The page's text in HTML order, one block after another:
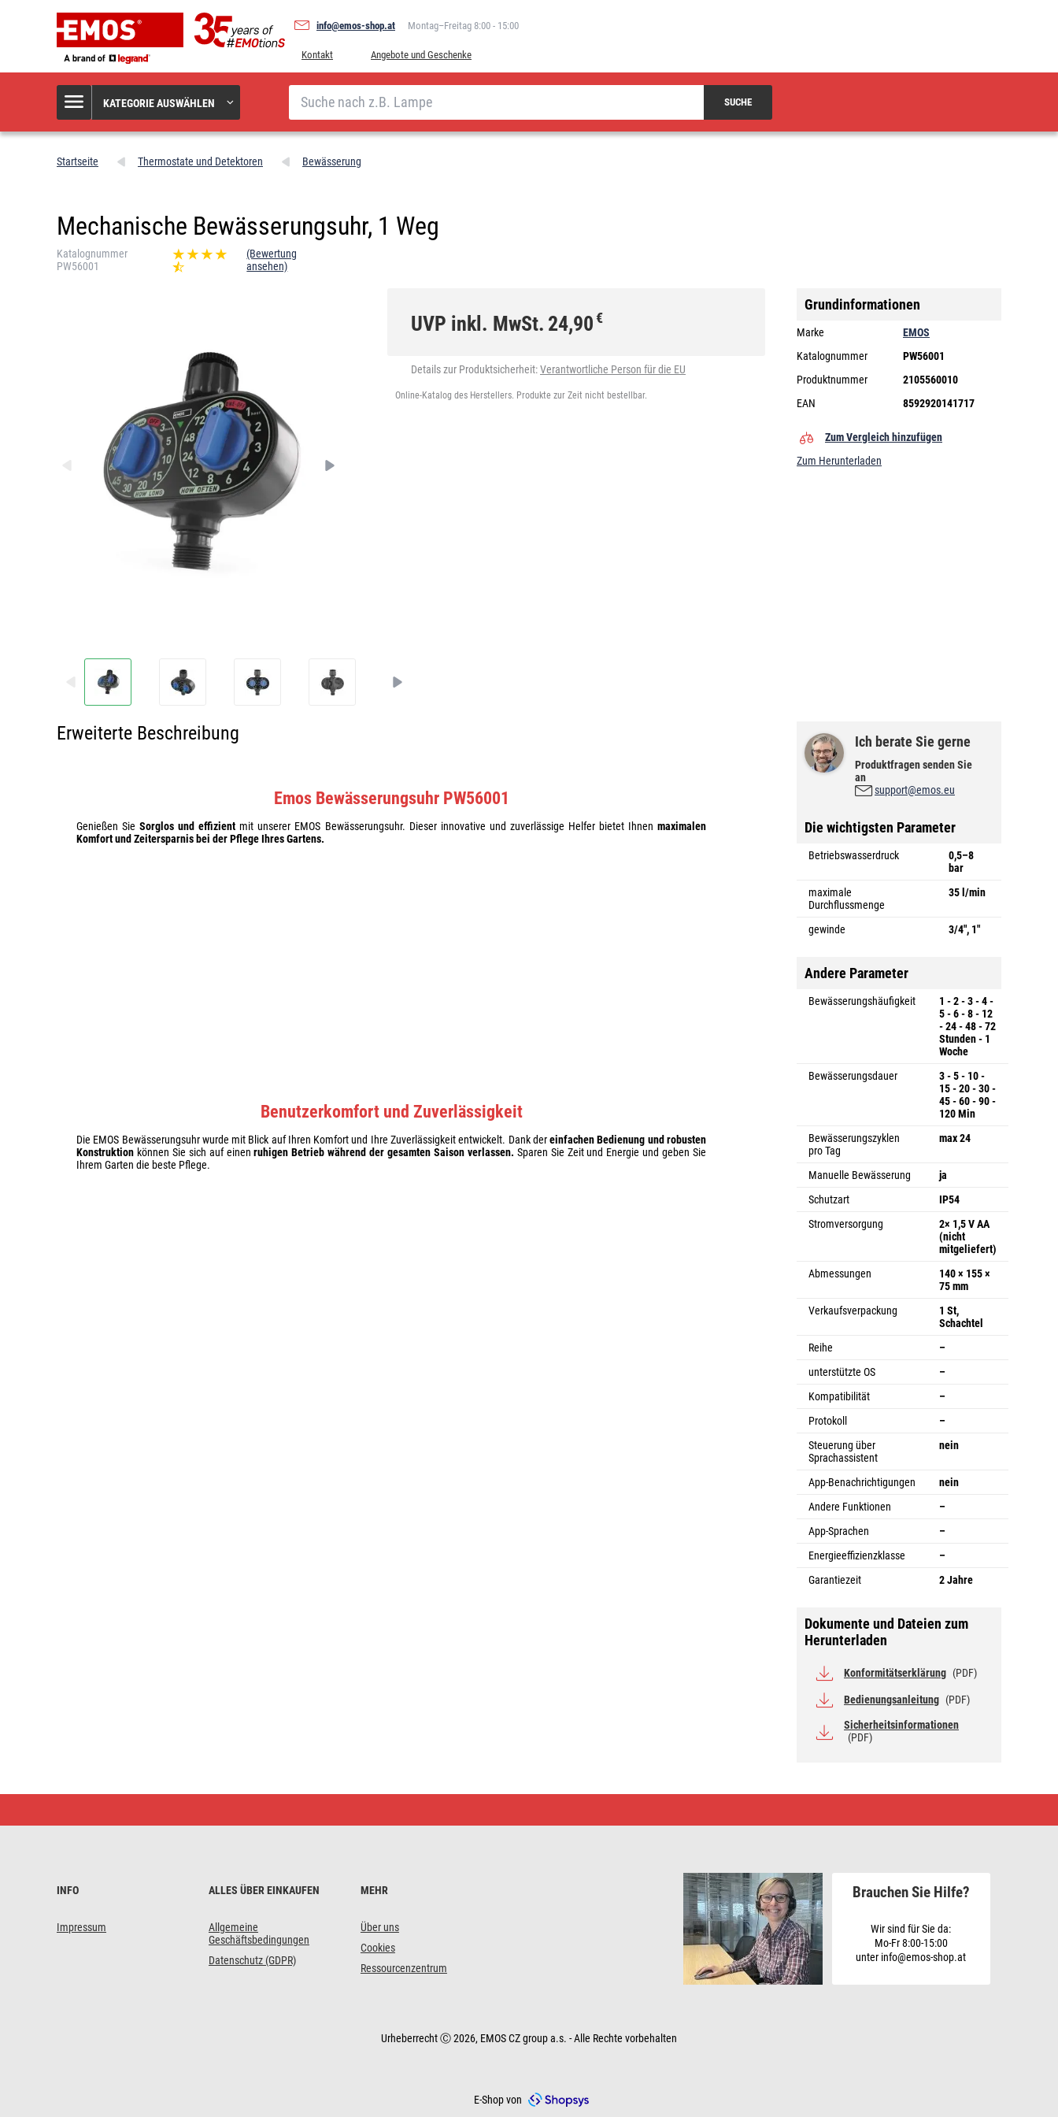
info@emos-shop.at Montag–Freitag 8:00 - 15:00
Kontakt Angebote und Geschenke
KATEGORIE AUSWÄHLEN
Suche
SUCHE
Startseite Thermostate und Detektoren Bewässerung
Mechanische Bewässerungsuhr, 1 Weg
Katalognummer
PW56001
(Bewertung
ansehen)
UVP inkl. MwSt. 24,90€
Details zur Produktsicherheit:Verantwortliche Person für die EU
Online-Katalog des Herstellers. Produkte zur Zeit nicht bestellbar.
Grundinformationen
Marke
EMOS
Katalognummer
PW56001
Produktnummer
2105560010
EAN
8592920141717
Zum Vergleich hinzufügen
Zum Herunterladen
Erweiterte Beschreibung
Emos Bewässerungsuhr PW56001
Genießen SieSorglos und effizient mit unserer EMOS Bewässerungsuhr. Dieser innovative und zuverlässige Helfer bietet Ihnen maximalen
Komfort und Zeitersparnis bei der Pflege Ihres Gartens.
Benutzerkomfort und Zuverlässigkeit
Die EMOS Bewässerungsuhr wurde mit Blick auf Ihren Komfort und Ihre Zuverlässigkeit entwickelt. Dank dereinfachen Bedienung und robusten
Konstruktion können Sie sich auf einenruhigen Betrieb während der gesamten Saison verlassen. Sparen Sie Zeit und Energie und geben Sie
Ihrem Garten die beste Pflege.
Ich berate Sie gerne
Produktfragen senden Sie
an
support@emos.eu
Die wichtigsten Parameter
Betriebswasserdruck
0,5–8
bar
maximale
Durchflussmenge
35 l/min
gewinde 3/4", 1"
Andere Parameter
Bewässerungshäufigkeit
1 - 2 - 3 - 4 -
5 - 6 - 8 - 12
- 24 - 48 - 72
Stunden - 1
Woche
Bewässerungsdauer
3 - 5 - 10 -
15 - 20 - 30 -
45 - 60 - 90 -
120 Min
Bewässerungszyklen
pro Tag
max 24
Manuelle Bewässerung
ja
Schutzart
IP54
Stromversorgung
2× 1,5 V AA
(nicht
mitgeliefert)
Abmessungen
140 × 155 ×
75 mm
Verkaufsverpackung
1 St,
Schachtel
Reihe
–
unterstützte OS
–
Kompatibilität
–
Protokoll
–
Steuerung über
Sprachassistent
nein
App-Benachrichtigungen
nein
Andere Funktionen
–
App-Sprachen
–
Energieeffizienzklasse
–
Garantiezeit
2 Jahre
Dokumente und Dateien zum
Herunterladen
Konformitätserklärung (PDF)
Bedienungsanleitung (PDF)
Sicherheitsinformationen
(PDF)
1
INFO
Impressum
ALLES ÜBER EINKAUFEN
Allgemeine
Geschäftsbedingungen
Datenschutz (GDPR)
MEHR
Über uns
Cookies
Ressourcenzentrum
Brauchen Sie Hilfe?
Wir sind für Sie da:
Mo-Fr 8:00-15:00
unter info@emos-shop.at
Urheberrecht Ⓒ 2026, EMOS CZ group a.s. - Alle Rechte vorbehalten
E-Shop von